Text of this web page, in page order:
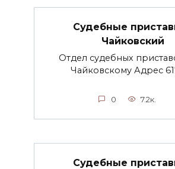
Судебные
Чайковский
Отдел судебных
Чайковскому Адрес
0 7.2к.
Судебные